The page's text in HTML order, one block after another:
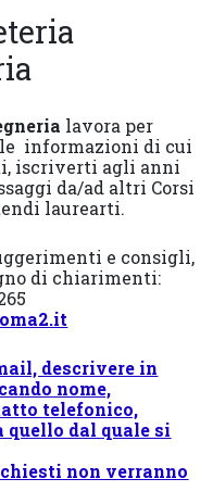
lavora per
informazioni di cui
iscriverti agli anni
da/ad altri Corsi
laurearti.
e consigli,
di chiarimenti:
descrivere in
nome,
telefonico,
quello dal quale si
non verranno